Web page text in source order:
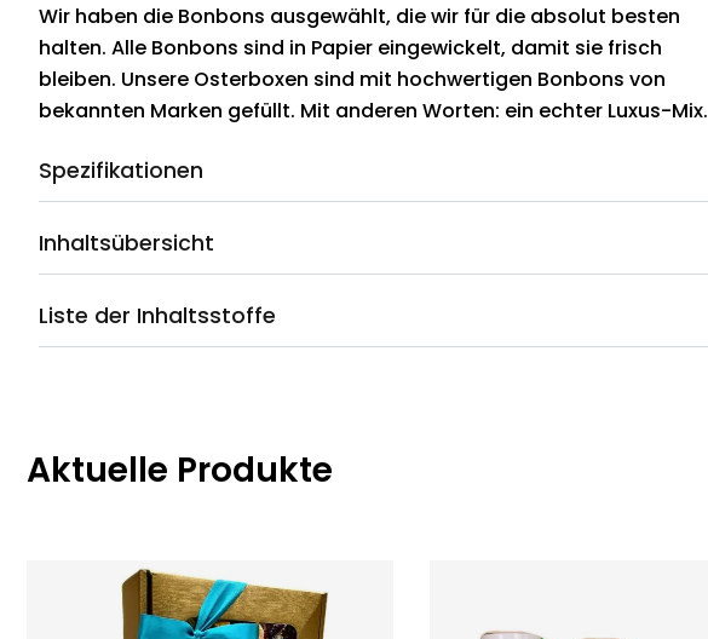
Wir haben die Bonbons ausgewählt, die wir für die absolut besten
halten. Alle Bonbons sind in Papier eingewickelt, damit sie frisch
bleiben. Unsere Osterboxen sind mit hochwertigen Bonbons von
bekannten Marken gefüllt. Mit anderen Worten: ein echter Luxus-Mix.
Spezifikationen
Inhaltsübersicht
Liste der Inhaltsstoffe
Aktuelle Produkte